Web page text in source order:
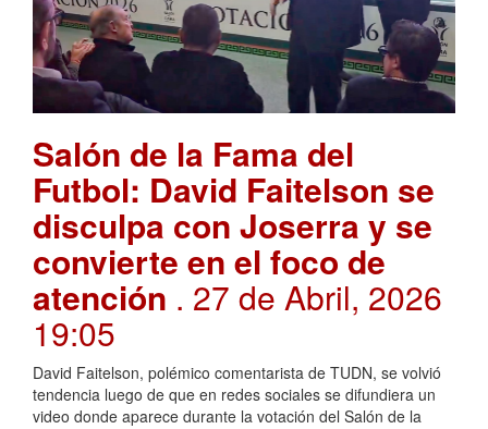
Salón de la Fama del
Futbol: David Faitelson se
disculpa con Joserra y se
convierte en el foco de
atención . 27 de Abril, 2026
19:05
David Faitelson, polémico comentarista de TUDN, se volvió
tendencia luego de que en redes sociales se difundiera un
video donde aparece durante la votación del Salón de la